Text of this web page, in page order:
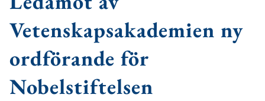
Vetenskapsakademien ny
ordförande för
Nobelstiftelsen